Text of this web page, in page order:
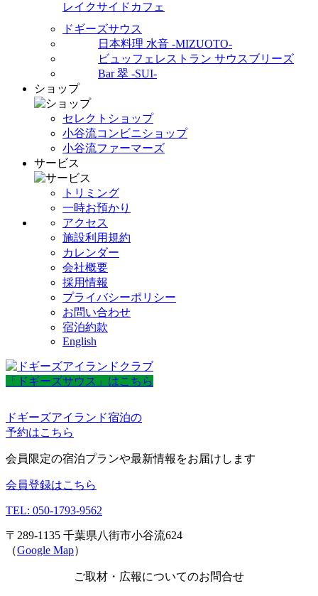
レイクサイドカフェ
ドギーズサウス
日本料理 水音 -MIZUOTO-
ビュッフェレストラン サウスブリーズ
Bar 翠 -SUI-
ショップ
セレクトショップ
小谷流コンビニショップ
小谷流ファーマーズ
サービス
トリミング
一時お預かり
アクセス
施設利用規約
カレンダー
会社概要
採用情報
プライバシーポリシー
お問い合わせ
宿泊約款
English
「ドギーズサウス」はこちら
ドギーズアイランド宿泊の
予約はこちら
会員限定の宿泊プランや最新情報をお届けします
会員登録はこちら
TEL: 050-1793-9562
〒289-1135 千葉県八街市小谷流624
（Google Map）
ご取材・広報についてのお問合せ